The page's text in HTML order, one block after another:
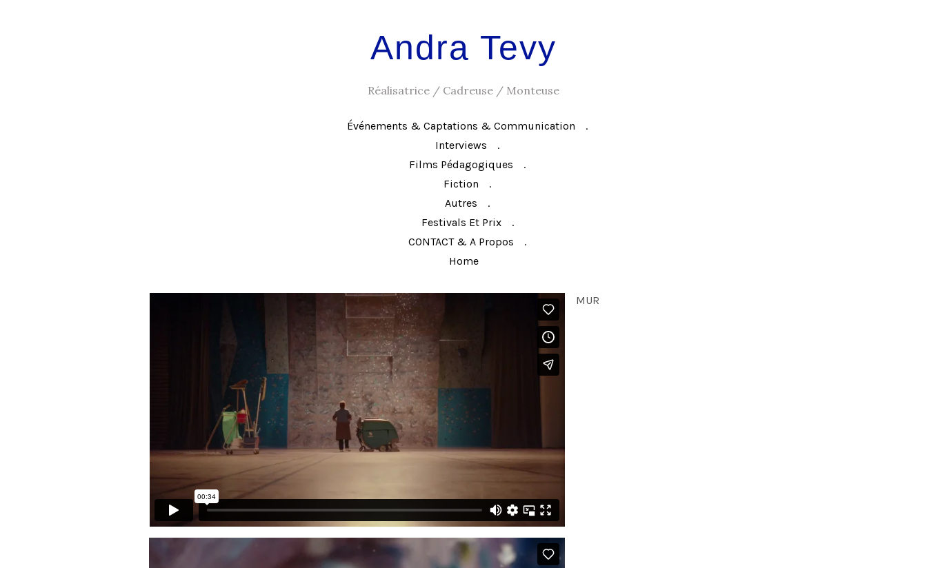
Andra Tevy
Réalisatrice / Cadreuse / Monteuse
Événements & Captations & Communication
Interviews
Films Pédagogiques
Fiction
Autres
Festivals Et Prix
CONTACT & A Propos
Home
MUR